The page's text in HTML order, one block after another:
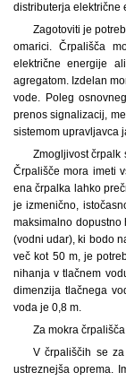
distributerja električne
Zagotoviti je
omarici. Črpališča
električne energije
agregatom. Izdelan
vode. Poleg
prenos signalizacij,
sistemom upravljavca
Zmogljivost črpalk
Črpališče mora imeti
ena črpalka lahko
je izmenično,
maksimalno dopustno
(vodni udar), ki bodo
več kot 50 m, je
nihanja v tlačnem
dimenzija tlačnega
voda je 0,8 m.
Za mokra
V črpališčih se
ustreznejša oprema.